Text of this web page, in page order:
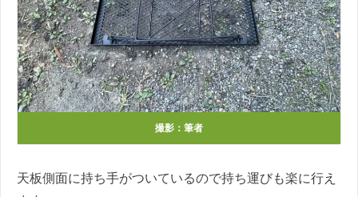
撮影：筆者
天板側面に持ち手がついているので持ち運びも楽に行え